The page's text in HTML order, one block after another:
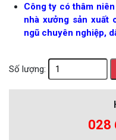
Công ty có thâm
nhà xưởng sản xuất
ngũ chuyên nghiệp,
Số lượng:
028